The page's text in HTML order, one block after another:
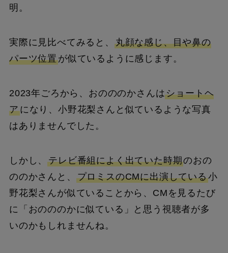
明。
実際に見比べてみると、 丸顔な感じ、目や鼻の
パーツ位置が似ているように感じます。
2023年ごろから、おのののかさんはショートヘ
アになり、小野花梨さんと似ているような写真
はありませんでした。
しかし、テレビ番組によく出ていた時期のおの
ののかさんと、 プロミスのCMに出演している小
野花梨さんが似ていることから、CMを見るたび
に「おのののかに似ている」と思う視聴者が多
いのかもしれませんね。